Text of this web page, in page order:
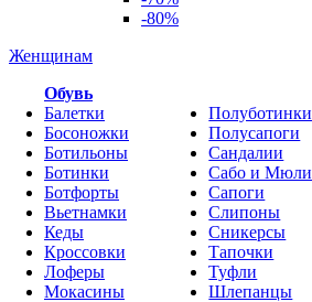
-80%
Женщинам
Обувь
Балетки
Босоножки
Ботильоны
Ботинки
Ботфорты
Вьетнамки
Кеды
Кроссовки
Лоферы
Мокасины
Полуботинки
Полусапоги
Сандалии
Сабо и Мюли
Сапоги
Слипоны
Сникерсы
Тапочки
Туфли
Шлепанцы